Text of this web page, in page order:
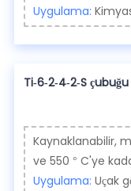
Uygulama:
Ti-6-2-4-2-S çubuğu
Kaynaklanabilir,
ve 550 ° C'ye
Uygulama: Uçak